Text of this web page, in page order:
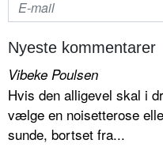
Nyeste kommentarer
Vibeke Poulsen
Hvis den alligevel skal i
vælge en noisetterose
sunde, bortset fra...